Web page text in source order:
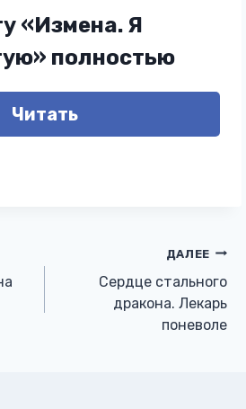
«Измена. Я
полностью
Читать
ДАЛЕЕ
Сердце стального
дракона. Лекарь
поневоле